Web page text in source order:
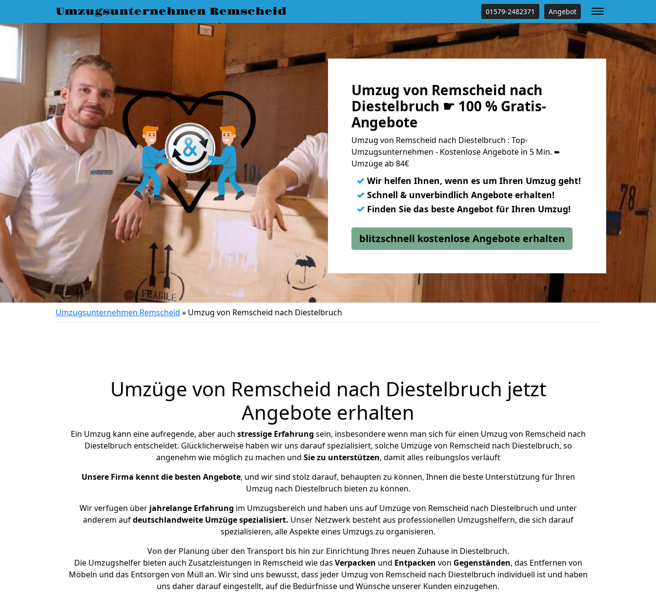
Umzugsunternehmen Remscheid 01579-2482371 Angebot
Umzug von Remscheid nach
Diestelbruch ☛ 100 % Gratis-
Angebote
Umzug von Remscheid nach Diestelbruch : Top-
Umzugsunternehmen - Kostenlose Angebote in 5 Min. ➨
Umzüge ab 84€
✓ Wir helfen Ihnen, wenn es um Ihren Umzug geht!
✓ Schnell & unverbindlich Angebote erhalten!
✓ Finden Sie das beste Angebot für Ihren Umzug!
blitzschnell kostenlose Angebote erhalten
Umzugsunternehmen Remscheid » Umzug von Remscheid nach Diestelbruch
Umzüge von Remscheid nach Diestelbruch jetzt
Angebote erhalten
Ein Umzug kann eine aufregende, aber auch stressige Erfahrung sein, insbesondere wenn man sich für einen Umzug von Remscheid nach
Diestelbruch entscheidet. Glücklicherweise haben wir uns darauf spezialisiert, solche Umzüge von Remscheid nach Diestelbruch, so
angenehm wie möglich zu machen und Sie zu unterstützen, damit alles reibungslos verläuft
Unsere Firma kennt die besten Angebote, und wir sind stolz darauf, behaupten zu können, Ihnen die beste Unterstützung für Ihren
Umzug nach Diestelbruch bieten zu können.
Wir verfügen überjahrelange Erfahrung im Umzugsbereich und haben uns auf Umzüge von Remscheid nach Diestelbruch und unter
anderem aufdeutschlandweite Umzüge spezialisiert. Unser Netzwerk besteht aus professionellen Umzugshelfern, die sich darauf
spezialisieren, alle Aspekte eines Umzugs zu organisieren.
Von der Planung über den Transport bis hin zur Einrichtung Ihres neuen Zuhause in Diestelbruch.
Die Umzugshelfer bieten auch Zusatzleistungen in Remscheid wie das Verpacken und Entpacken von Gegenständen, das Entfernen von
Möbeln und das Entsorgen von Müll an. Wir sind uns bewusst, dass jeder Umzug von Remscheid nach Diestelbruch individuell ist und haben
uns daher darauf eingestellt, auf die Bedürfnisse und Wünsche unserer Kunden einzugehen.